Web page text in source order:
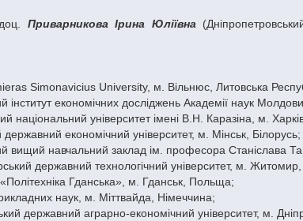
Приварникова Ірина Юліївна
Simonavicius University, м. Вільнюс, Литовська
економічних досліджень Академії наук
університет імені В.Н. Каразіна, м.
економічний університет, м. Мінськ, Білорусь;
вищий навчальний заклад ім. професора Станіслава
державний технологічний університет, м. Житомир,
Гданська», м. Гданськ, Польща;
наук, м. Міттвайда, Німеччина;
державний аграрно-економічний університет, м.